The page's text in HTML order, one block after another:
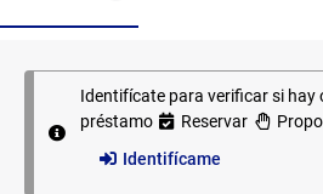
Ejemplares
Identifícate para verificar si hay
préstamo
Reservar
Identifícame